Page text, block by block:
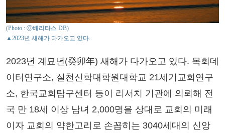
(Photo : ⓒ베리타스 DB)
▲2023년 새해가 다가오고 있다.
2023년 계묘년(癸卯年) 새해가 다가오고 있다. 목회데
이터연구소, 실천신학대학원대학교 21세기교회연구
소, 한국교회탐구센터 등이 리서치 기관에 의뢰해 전
국 만 18세 이상 남녀 2,000명을 상대로 교회의 미래
이자 교회의 약한고리로 손꼽히는 3040세대의 신앙